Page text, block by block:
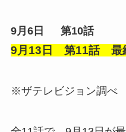
9月6日 第10話
9月13日 第11話 最
※ザテレビジョン調べ